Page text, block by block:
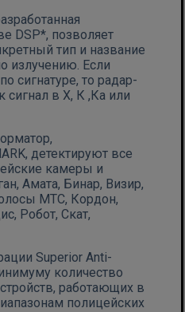
DSP*, позволяет
тип и название
излучению. Если
сигнатуре, то радар-
сигнал в Х, К ,Ка или
детектируют все
камеры и
Амата, Бинар, Визир,
МТС, Кордон,
Робот, Скат,
Superior Anti-
количество
работающих в
полицейских